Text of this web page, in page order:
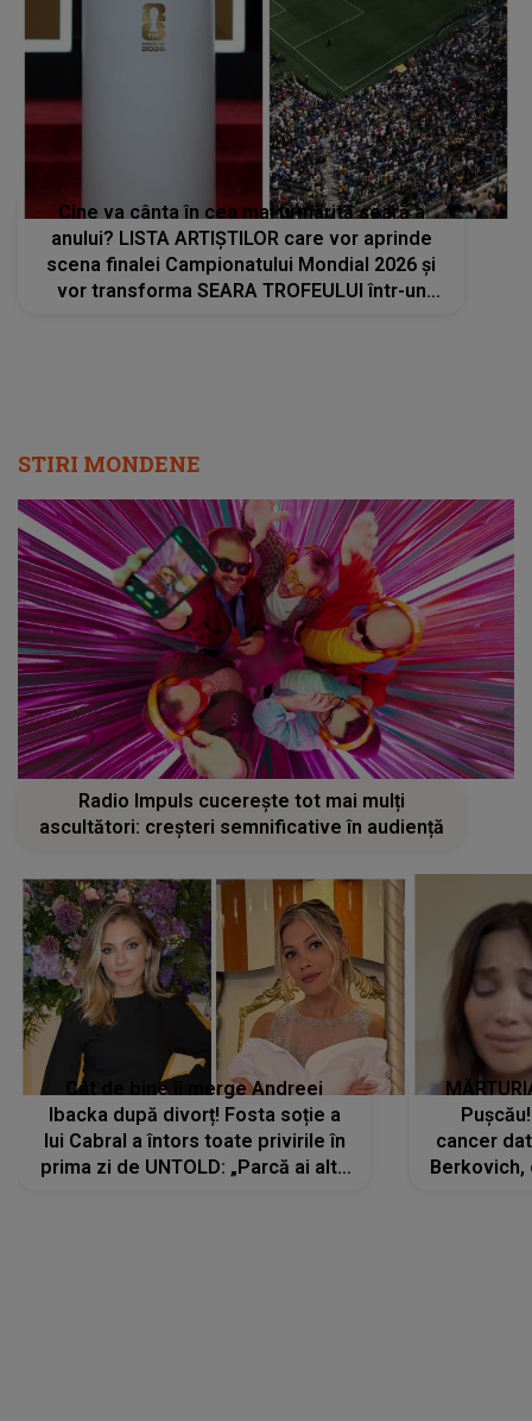
Cine va cânta în cea mai urmărită seară a
anului? LISTA ARTIȘTILOR care vor aprinde
scena finalei Campionatului Mondial 2026 și
vor transforma SEARA TROFEULUI într-un
STIRI MONDENE
Radio Impuls cucerește tot mai mulți
ascultători: creșteri semnificative în audiență
Cât de bine îi merge Andreei
Ibacka după divorț! Fosta soție a
lui Cabral a întors toate privirile în
prima zi de UNTOLD: „Parcă ai altă
cancer